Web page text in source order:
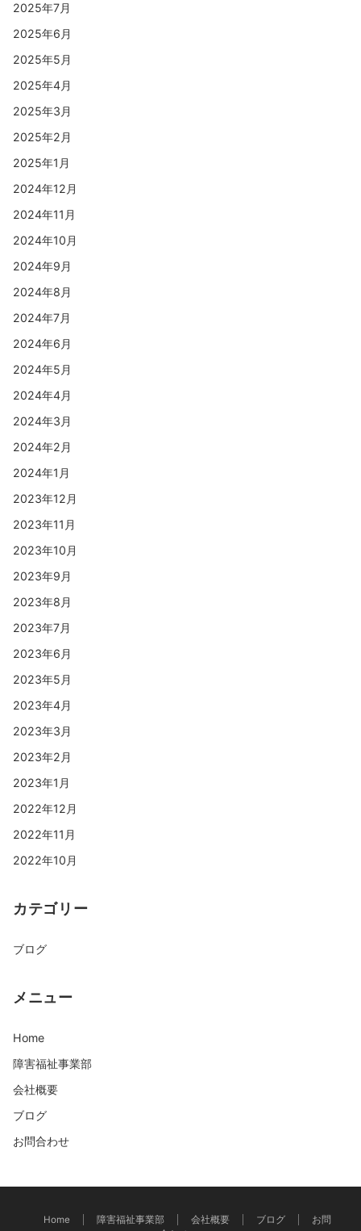
2025年7月
2025年6月
2025年5月
2025年4月
2025年3月
2025年2月
2025年1月
2024年12月
2024年11月
2024年10月
2024年9月
2024年8月
2024年7月
2024年6月
2024年5月
2024年4月
2024年3月
2024年2月
2024年1月
2023年12月
2023年11月
2023年10月
2023年9月
2023年8月
2023年7月
2023年6月
2023年5月
2023年4月
2023年3月
2023年2月
2023年1月
2022年12月
2022年11月
2022年10月
カテゴリー
ブログ
メニュー
Home
障害福祉事業部
会社概要
ブログ
お問合わせ
Home 障害福祉事業部 会社概要 ブログ
お問